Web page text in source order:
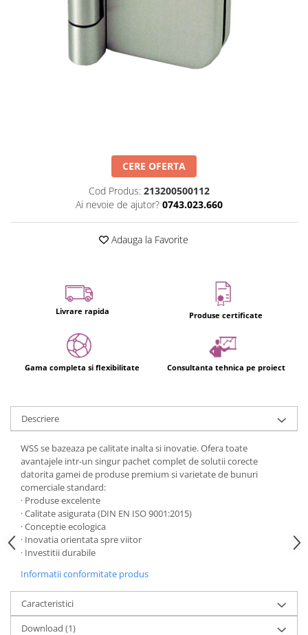
Broasca usa sticla
Maner broasca usa sticla
Cilindri broasca usa sticla
Amortizoare cu brat/sina
Usi glisante automate
Componente usi glisante manuale
Usi armonice
Usi glisant-telescopice
Usi glisante pentru vitrine
Manere scoica
Sisteme cabine dus
Componente cabine dus
Balamale cabine dus
Conectori cabine dus
Profil U cabine dus
Bara stabilizatoare si conectori
cabine dus
Garnituri cabine dus
Butoni si manere cabine dus
Balustrade sticla
Profil U balustrada sticla
Cale si garnituri profil U
balustrada sticla
CERE OFERTA
Cod Produs: 213200500112
Ai nevoie de ajutor? 0743.023.660
Adauga la Favorite
Livrare rapida Produse certificate
Gama completa si flexibilitate Consultanta tehnica pe proiect
Descriere
WSS se bazeaza pe calitate inalta si inovatie. Ofera toate
avantajele intr-un singur pachet complet de solutii corecte
datorita gamei de produse premium si varietate de bunuri
comerciale standard:
· Produse excelente
· Calitate asigurata (DIN EN ISO 9001:2015)
· Conceptie ecologica
· Inovatia orientata spre viitor
· Investitii durabile
Informatii conformitate produs
Caracteristici
Download (1)